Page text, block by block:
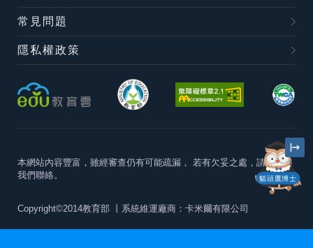
貓頭鷹博士
常見問題
隱私權政策
本網站內容豐富，雖經審查仍有可能疏漏， 若有欠妥之處，請隨時與
我們聯絡。
Copyright©2014教育部 丨系統維運廠商：卡米爾有限公司